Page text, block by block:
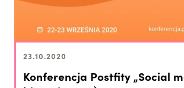
23.10.2020
Konferencja Postfity „Social